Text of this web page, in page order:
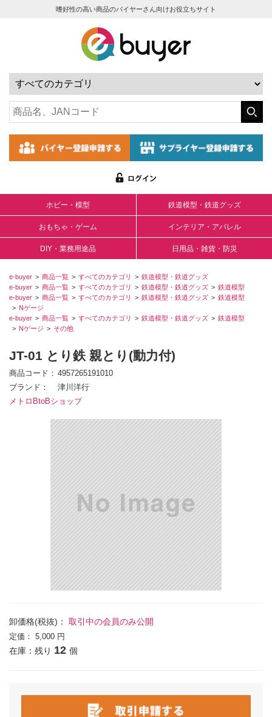
嗜好性の高い商品のバイヤーさん向けお役立ちサイト
ホビー・模型 鉄道模型・鉄道グッズ
おもちゃ・ゲーム インテリア・アパレル
DIY・業務用途品 日用品・雑貨・防災
e-buyer 商品一覧 すべてのカテゴリ
鉄道模型・鉄道グッズ
e-buyer
商品一覧 すべてのカテゴリ 鉄道模型・鉄道グッズ
鉄道模型
e-buyer
商品一覧 すべてのカテゴリ 鉄道模型・鉄道グッズ
鉄道模型
Nゲージ
e-buyer
商品一覧 すべてのカテゴリ 鉄道模型・鉄道グッズ
鉄道模型
Nゲージ
その他
JT-01 とり鉄 親とり(動力付)
商品コード
4957265191010
ブランド
津川洋行
メトロBtoBショップ
卸価格(税抜)： 取引中の会員のみ公開
定価： 5,000 円
在庫：残り 12 個